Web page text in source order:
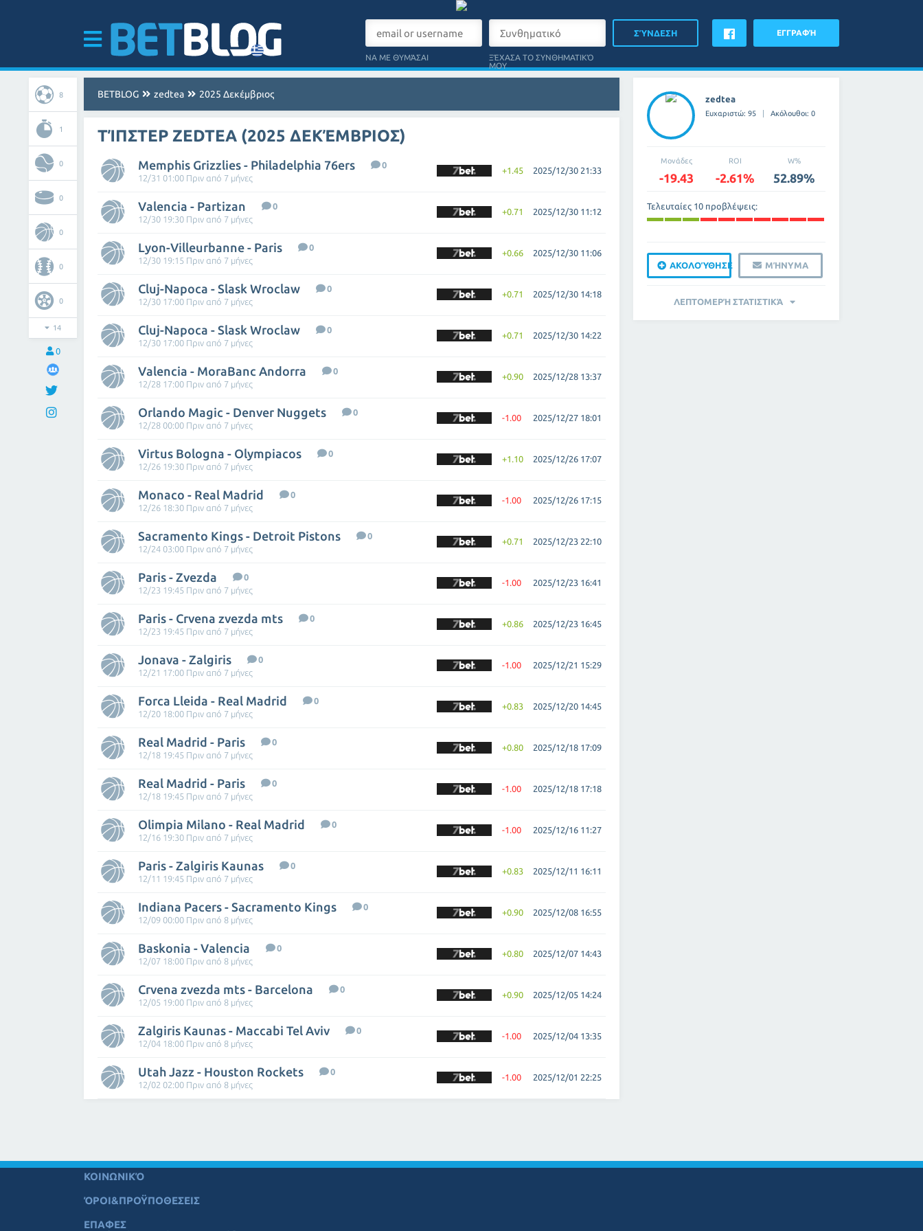
ΝΑ ΜΕ ΘΥΜΆΣΑΙ
ΞΈΧΑΣΑ ΤΟ ΣΥΝΘΗΜΑΤΙΚΌ
ΜΟΥ
ΕΓΓΡΑΦΉ
8
1
0
0
0
0
0
14
0
BETBLOG zedtea 2025 Δεκέμβριος
ΤΊΠΣΤΕΡ ZEDTEA (2025 ΔΕΚΈΜΒΡΙΟΣ)
Memphis Grizzlies - Philadelphia 76ers
0
12/31 01:00 Πριν από 7 μήνες
+1.45 2025/12/30 21:33
Valencia - Partizan
0
12/30 19:30 Πριν από 7 μήνες
+0.71 2025/12/30 11:12
Lyon-Villeurbanne - Paris
0
12/30 19:15 Πριν από 7 μήνες
+0.66 2025/12/30 11:06
Cluj-Napoca - Slask Wroclaw
0
12/30 17:00 Πριν από 7 μήνες
+0.71 2025/12/30 14:18
Cluj-Napoca - Slask Wroclaw
0
12/30 17:00 Πριν από 7 μήνες
+0.71 2025/12/30 14:22
Valencia - MoraBanc Andorra
0
12/28 17:00 Πριν από 7 μήνες
+0.90 2025/12/28 13:37
Orlando Magic - Denver Nuggets
0
12/28 00:00 Πριν από 7 μήνες
-1.00 2025/12/27 18:01
Virtus Bologna - Olympiacos
0
12/26 19:30 Πριν από 7 μήνες
+1.10 2025/12/26 17:07
Monaco - Real Madrid
0
12/26 18:30 Πριν από 7 μήνες
-1.00 2025/12/26 17:15
Sacramento Kings - Detroit Pistons
0
12/24 03:00 Πριν από 7 μήνες
+0.71 2025/12/23 22:10
Paris - Zvezda
0
12/23 19:45 Πριν από 7 μήνες
-1.00 2025/12/23 16:41
Paris - Crvena zvezda mts
0
12/23 19:45 Πριν από 7 μήνες
+0.86 2025/12/23 16:45
Jonava - Zalgiris
0
12/21 17:00 Πριν από 7 μήνες
-1.00 2025/12/21 15:29
Forca Lleida - Real Madrid
0
12/20 18:00 Πριν από 7 μήνες
+0.83 2025/12/20 14:45
Real Madrid - Paris
0
12/18 19:45 Πριν από 7 μήνες
+0.80 2025/12/18 17:09
Real Madrid - Paris
0
12/18 19:45 Πριν από 7 μήνες
-1.00 2025/12/18 17:18
Olimpia Milano - Real Madrid
0
12/16 19:30 Πριν από 7 μήνες
-1.00 2025/12/16 11:27
Paris - Zalgiris Kaunas
0
12/11 19:45 Πριν από 7 μήνες
+0.83 2025/12/11 16:11
Indiana Pacers - Sacramento Kings
0
12/09 00:00 Πριν από 8 μήνες
+0.90 2025/12/08 16:55
Baskonia - Valencia
0
12/07 18:00 Πριν από 8 μήνες
+0.80 2025/12/07 14:43
Crvena zvezda mts - Barcelona
0
12/05 19:00 Πριν από 8 μήνες
+0.90 2025/12/05 14:24
Zalgiris Kaunas - Maccabi Tel Aviv
0
12/04 18:00 Πριν από 8 μήνες
-1.00 2025/12/04 13:35
Utah Jazz - Houston Rockets
0
12/02 02:00 Πριν από 8 μήνες
-1.00 2025/12/01 22:25
zedtea
Ευχαριστώ: 95 Ακόλουθοι: 0
Μονάδες
-19.43
ROI
-2.61%
W%
52.89%
Τελευταίες 10 προβλέψεις:
ΑΚΟΛΟΎΘΗΣΕ ΜΉΝΥΜΑ
ΛΕΠΤΟΜΕΡΉ ΣΤΑΤΙΣΤΙΚΆ
ΚΟΙΝΩΝΙΚΌ
ΌΡΟΙ&ΠΡΟΫΠΟΘΕΣΕΙΣ
ΕΠΑΦΕΣ